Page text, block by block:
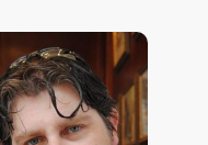
procedido a la
necesaria para la